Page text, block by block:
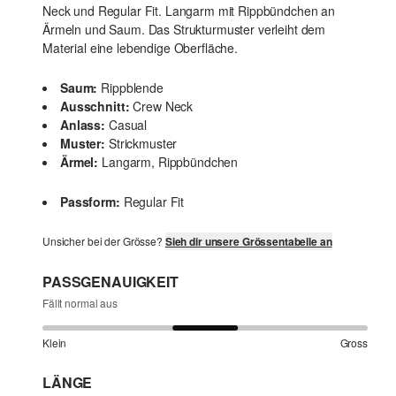
Neck und Regular Fit. Langarm mit Rippbündchen an
Ärmeln und Saum. Das Strukturmuster verleiht dem
Material eine lebendige Oberfläche.
Saum: Rippblende
Ausschnitt: Crew Neck
Anlass: Casual
Muster: Strickmuster
Ärmel: Langarm, Rippbündchen
Passform: Regular Fit
Unsicher bei der Grösse? Sieh dir unsere Grössentabelle an
PASSGENAUIGKEIT
Fällt normal aus
Klein Gross
LÄNGE